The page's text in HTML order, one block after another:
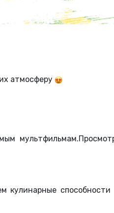
атмосферу
кулинарные